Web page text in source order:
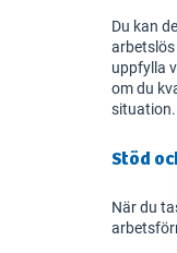
Du kan
uppfylla
om du
situation.
Stöd
När du